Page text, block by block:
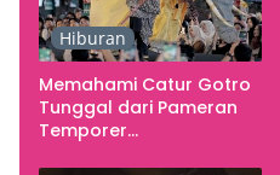
Hiburan
Memahami Catur Gotro
Tunggal dari Pameran
Temporer